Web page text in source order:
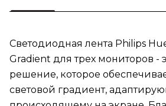
Светодиодная лента Philips
Gradient для трех мониторов -
решение, которое
световой градиент,